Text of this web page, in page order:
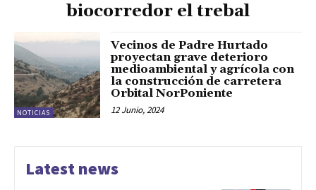
biocorredor el trebal
NOTICIAS
Vecinos de Padre Hurtado
proyectan grave deterioro
medioambiental y agrícola con
la construcción de carretera
Orbital NorPoniente
12 Junio, 2024
Latest news